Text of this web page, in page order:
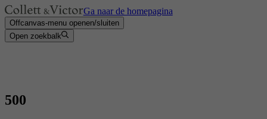
Ga naar de homepagina
Offcanvas-menu openen/sluiten
Open zoekbalk
500